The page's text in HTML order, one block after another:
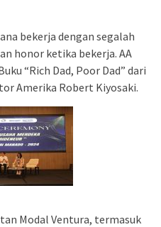
bekerja dengan segalah
honor ketika bekerja. AA
“Rich Dad, Poor Dad” dari
Amerika Robert Kiyosaki.
Modal Ventura, termasuk